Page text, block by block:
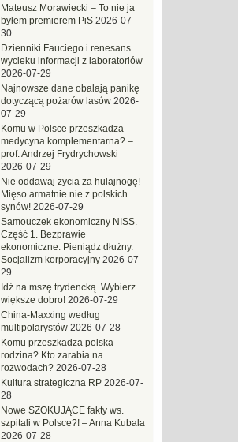
Mateusz Morawiecki – To nie ja
byłem premierem PiS 2026-07-
30
Dzienniki Fauciego i renesans
wycieku informacji z laboratoriów
2026-07-29
Najnowsze dane obalają panikę
dotyczącą pożarów lasów 2026-
07-29
Komu w Polsce przeszkadza
medycyna komplementarna? –
prof. Andrzej Frydrychowski
2026-07-29
Nie oddawaj życia za hulajnogę!
Mięso armatnie nie z polskich
synów! 2026-07-29
Samouczek ekonomiczny NISS.
Część 1. Bezprawie
ekonomiczne. Pieniądz dłużny.
Socjalizm korporacyjny 2026-07-
29
Idź na mszę trydencką. Wybierz
większe dobro! 2026-07-29
China-Maxxing według
multipolarystów 2026-07-28
Komu przeszkadza polska
rodzina? Kto zarabia na
rozwodach? 2026-07-28
Kultura strategiczna RP 2026-07-
28
Nowe SZOKUJĄCE fakty ws.
szpitali w Polsce?! – Anna Kubala
2026-07-28